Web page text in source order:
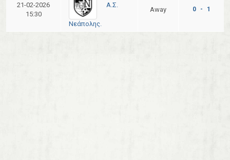
21-02-2026
15:30
Α.Σ.
Νεάπολης.
Away 0 - 1